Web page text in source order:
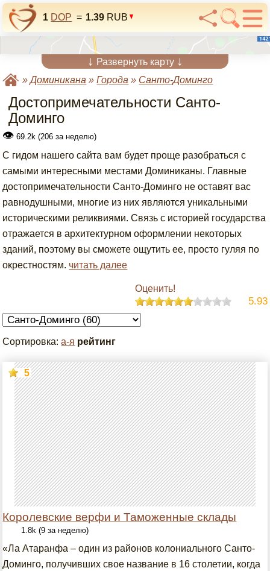
1 DOP = 1.39 RUB
↓ Развернуть карту ↓
»Доминикана »Города » Санто-Доминго
Достопримечательности Санто-
Доминго
👁 69.2k (206 за неделю)
С гидом нашего сайта вам будет проще разобраться с
самыми интересными местами Доминиканы. Главные
достопримечательности Санто-Доминго не оставят вас
равнодушными, многие из них являются уникальными
историческими реликвиями. Связь с историей государства
отражается в архитектурном оформлении некоторых
зданий, поэтому вы сможете ощутить ее, просто гуляя по
окрестностям. читать далее
Оценить!
5.93
Сортировка:а-я рейтинг
Королевские верфи и Таможенные склады
5
1.8k (9 за неделю)
«Ла Атаранфа – один из районов колониального Санто-
Доминго, получивших свое название в 16 столетии, когда